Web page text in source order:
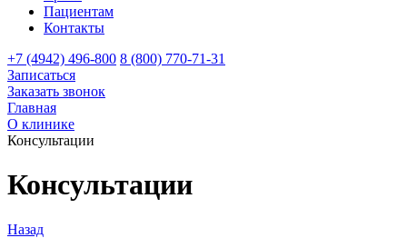
Пациентам
Контакты
+7 (4942) 496-800 8 (800) 770-71-31
Записаться
Заказать звонок
Главная
О клинике
Консультации
Консультации
Назад